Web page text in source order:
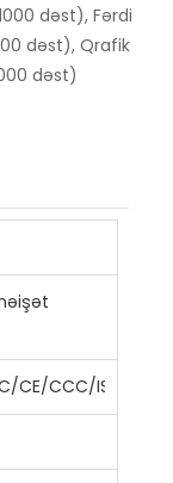
dəst), Fərdi
dəst), Qrafik
dəst)
CE/CCC/